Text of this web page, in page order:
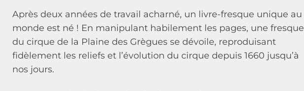
Après deux années de travail acharné, un livre-fresque unique au
monde est né ! En manipulant habilement les pages, une fresque
du cirque de la Plaine des Grègues se dévoile, reproduisant
fidèlement les reliefs et l’évolution du cirque depuis 1660 jusqu’à
nos jours.